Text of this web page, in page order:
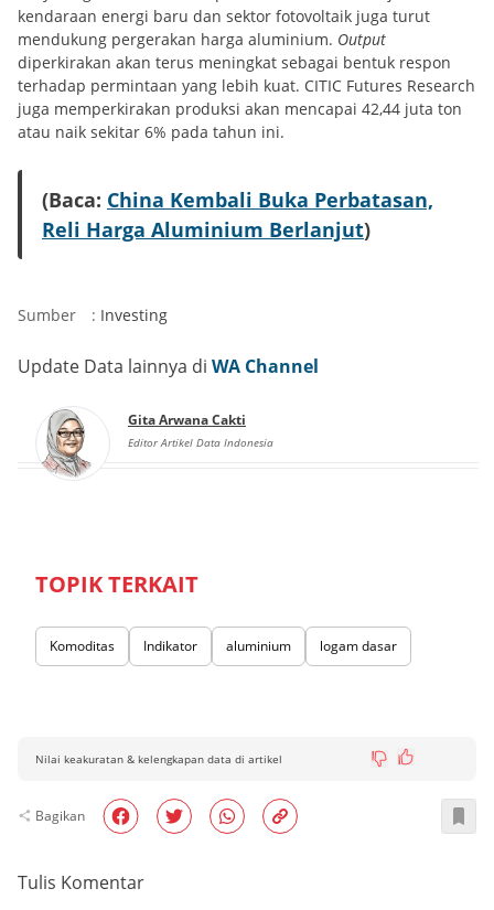
kendaraan energi baru dan sektor fotovoltaik juga turut
mendukung pergerakan harga aluminium. Output
diperkirakan akan terus meningkat sebagai bentuk respon
terhadap permintaan yang lebih kuat. CITIC Futures Research
juga memperkirakan produksi akan mencapai 42,44 juta ton
atau naik sekitar 6% pada tahun ini.
(Baca: China Kembali Buka Perbatasan,
Reli Harga Aluminium Berlanjut)
Sumber : Investing
Update Data lainnya di WA Channel
Gita Arwana Cakti
Editor Artikel Data Indonesia
TOPIK TERKAIT
Komoditas Indikator aluminium logam dasar
Nilai keakuratan & kelengkapan data di artikel
Bagikan
Tulis Komentar